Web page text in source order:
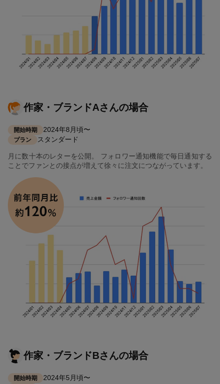
作家・ブランドAさんの場合
開始時期 2024年8月頃〜
プラン スタンダード
月に数十本のレターを公開。 フォロワー通知機能で毎日通知する
ことでファンとの接点が増えて徐々に注文につながっています。
作家・ブランドBさんの場合
開始時期
2024年5月頃〜